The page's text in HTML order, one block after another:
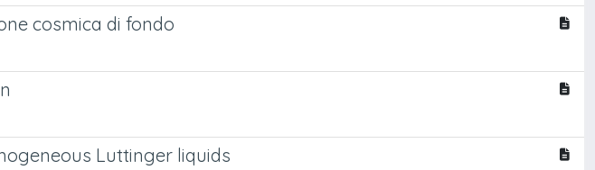
cosmica di fondo
Luttinger liquids